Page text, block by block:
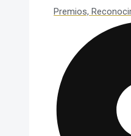
Premios,